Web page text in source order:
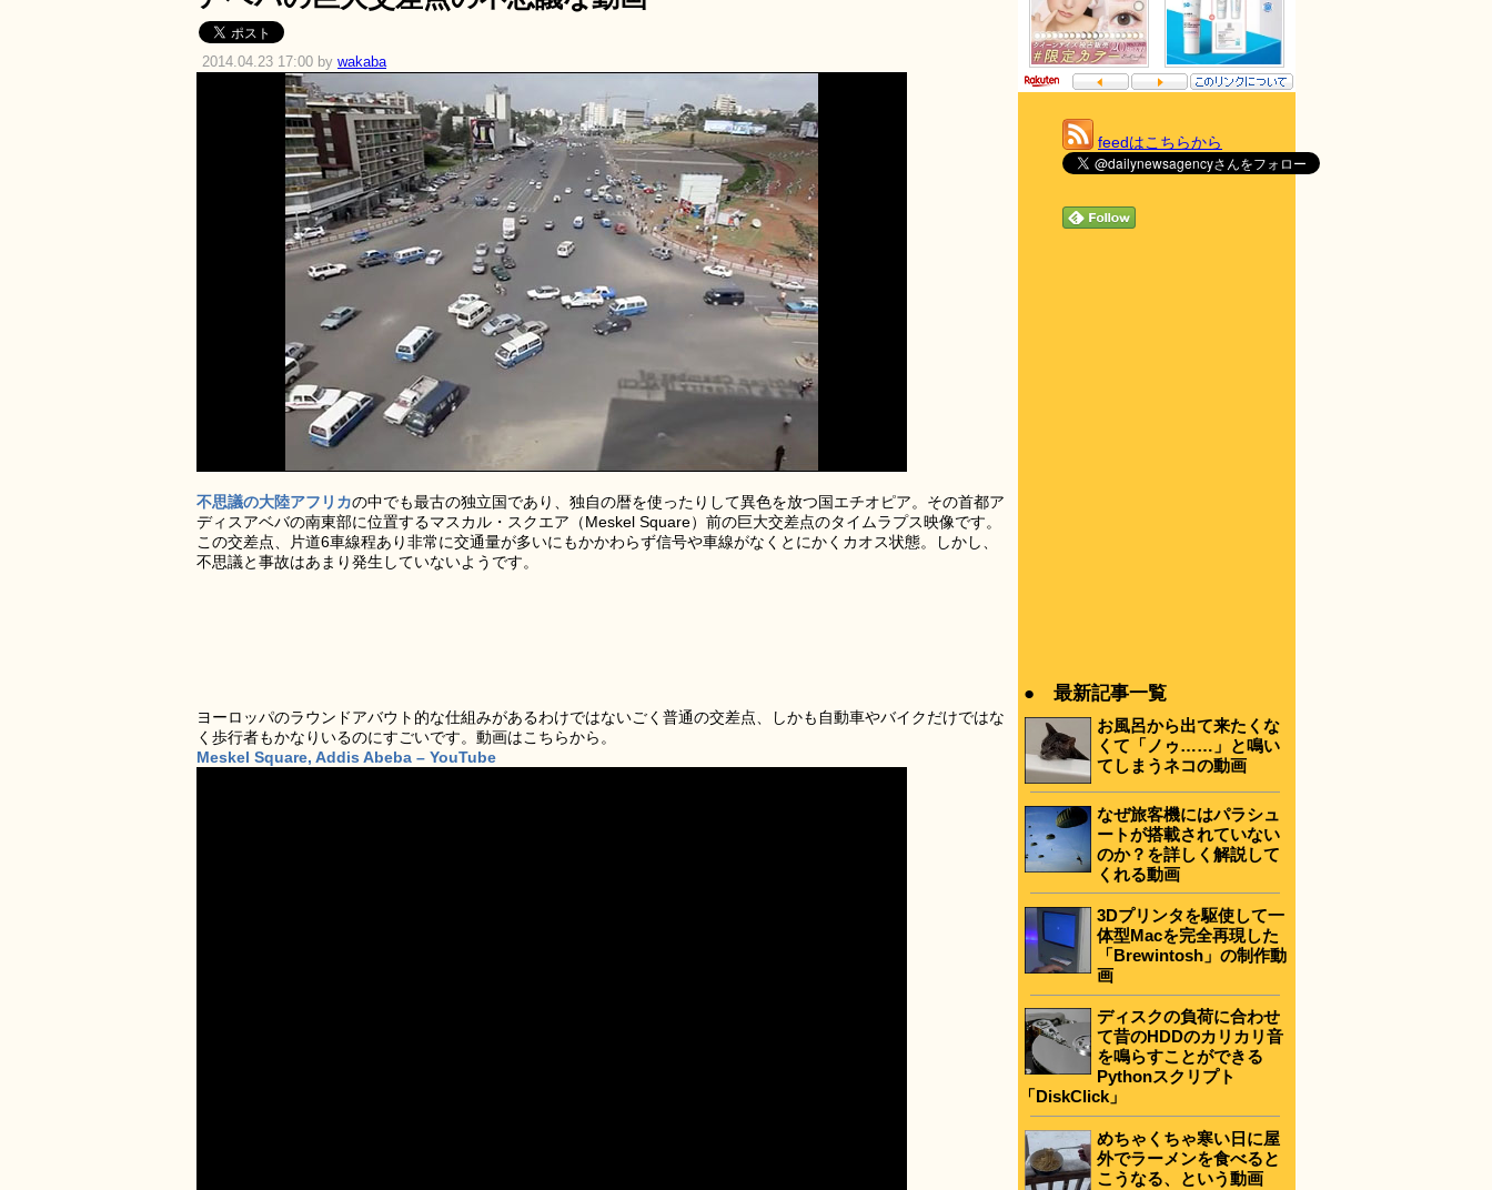
2014.04.23 17:00 by wakaba
不思議の大陸アフリカの中でも最古の独立国であり、独自の暦を使ったりして異色を放つ国エチオピア。その首都ア
ディスアベバの南東部に位置するマスカル・スクエア（Meskel Square）前の巨大交差点のタイムラプス映像です。
この交差点、片道6車線程あり非常に交通量が多いにもかかわらず信号や車線がなくとにかくカオス状態。しかし、
不思議と事故はあまり発生していないようです。
ヨーロッパのラウンドアバウト的な仕組みがあるわけではないごく普通の交差点、しかも自動車やバイクだけではな
く歩行者もかなりいるのにすごいです。動画はこちらから。
Meskel Square, Addis Abeba – YouTube
feedはこちらから
● 最新記事一覧
お風呂から出て来たくな
くて「ノゥ……」と鳴い
てしまうネコの動画
なぜ旅客機にはパラシュ
ートが搭載されていない
のか？を詳しく解説して
くれる動画
3Dプリンタを駆使して一
体型Macを完全再現した
「Brewintosh」の制作動
画
ディスクの負荷に合わせ
て昔のHDDのカリカリ音
を鳴らすことができる
Pythonスクリプト
「DiskClick」
めちゃくちゃ寒い日に屋
外でラーメンを食べると
こうなる、という動画